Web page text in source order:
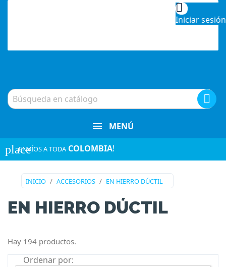


Iniciar sesión
MENÚ
place¡ENVÍOS A TODA COLOMBIA!
INICIO ACCESORIOS EN HIERRO DÚCTIL
EN HIERRO DÚCTIL
Hay 194 productos.
Ordenar por: